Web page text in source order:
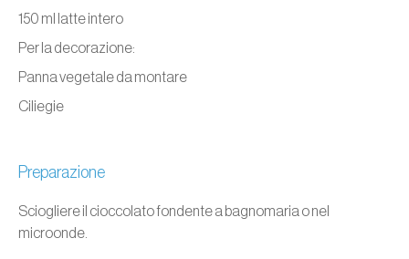
150 ml latte intero
Per la decorazione:
Panna vegetale da montare
Ciliegie
Preparazione
Sciogliere il cioccolato fondente a bagnomaria o nel
microonde.